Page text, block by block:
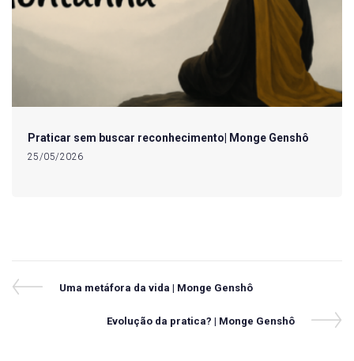
Praticar sem buscar reconhecimento| Monge Genshô
25/05/2026
Navegação
Previous
Uma metáfora da vida | Monge Genshô
Next
Evolução da pratica? | Monge Genshô